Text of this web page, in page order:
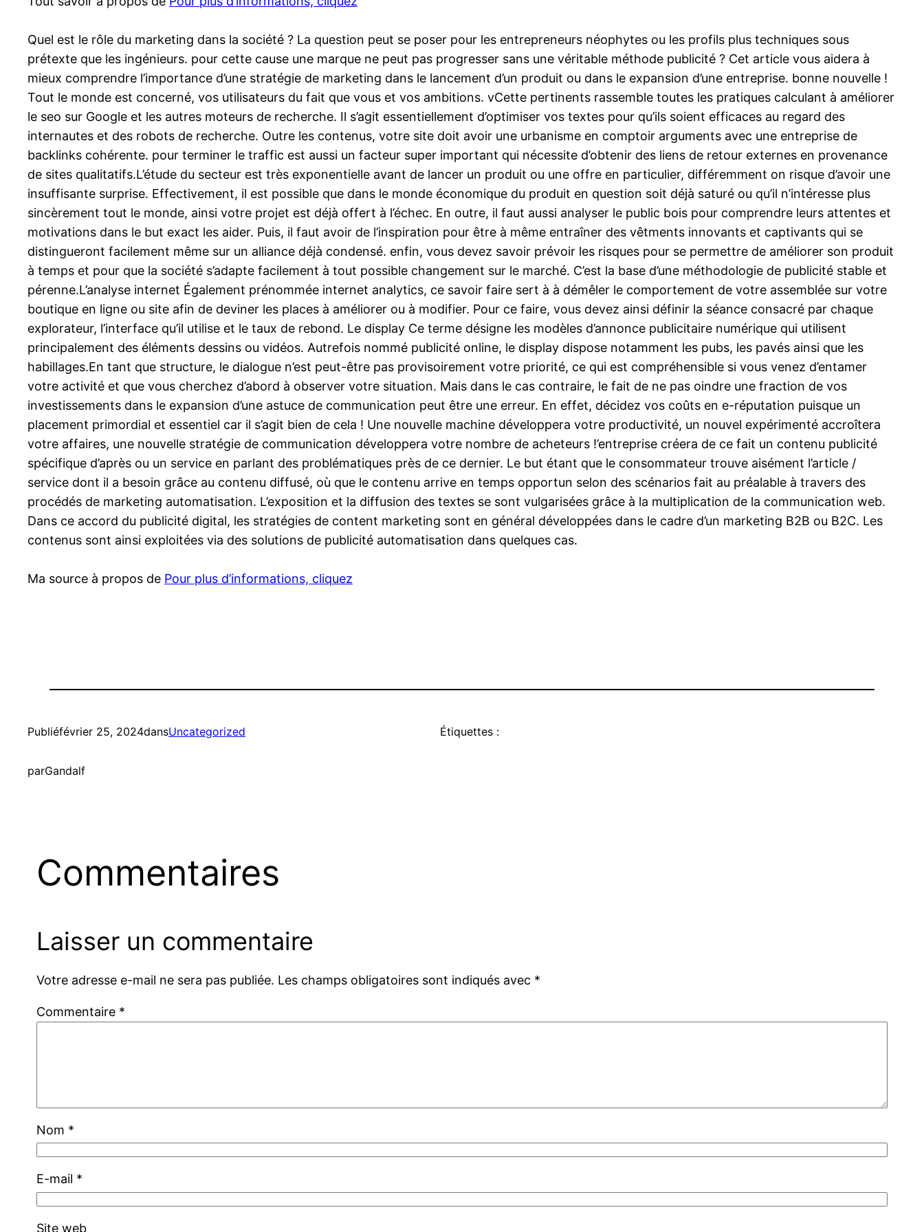
Quel est le rôle du marketing dans la société ? La question peut se poser pour les entrepreneurs néophytes ou les profils plus techniques sous
prétexte que les ingénieurs. pour cette cause une marque ne peut pas progresser sans une véritable méthode publicité ? Cet article vous aidera à
mieux comprendre l’importance d’une stratégie de marketing dans le lancement d’un produit ou dans le expansion d’une entreprise. bonne nouvelle !
Tout le monde est concerné, vos utilisateurs du fait que vous et vos ambitions. vCette pertinents rassemble toutes les pratiques calculant à améliorer
le seo sur Google et les autres moteurs de recherche. Il s’agit essentiellement d’optimiser vos textes pour qu’ils soient efficaces au regard des
internautes et des robots de recherche. Outre les contenus, votre site doit avoir une urbanisme en comptoir arguments avec une entreprise de
backlinks cohérente. pour terminer le traffic est aussi un facteur super important qui nécessite d’obtenir des liens de retour externes en provenance
de sites qualitatifs.L’étude du secteur est très exponentielle avant de lancer un produit ou une offre en particulier, différemment on risque d’avoir une
insuffisante surprise. Effectivement, il est possible que dans le monde économique du produit en question soit déjà saturé ou qu’il n’intéresse plus
sincèrement tout le monde, ainsi votre projet est déjà offert à l’échec. En outre, il faut aussi analyser le public bois pour comprendre leurs attentes et
motivations dans le but exact les aider. Puis, il faut avoir de l’inspiration pour être à même entraîner des vêtments innovants et captivants qui se
distingueront facilement même sur un alliance déjà condensé. enfin, vous devez savoir prévoir les risques pour se permettre de améliorer son produit
à temps et pour que la société s’adapte facilement à tout possible changement sur le marché. C’est la base d’une méthodologie de publicité stable et
pérenne.L’analyse internet Également prénommée internet analytics, ce savoir faire sert à à démêler le comportement de votre assemblée sur votre
boutique en ligne ou site afin de deviner les places à améliorer ou à modifier. Pour ce faire, vous devez ainsi définir la séance consacré par chaque
explorateur, l’interface qu’il utilise et le taux de rebond. Le display Ce terme désigne les modèles d’annonce publicitaire numérique qui utilisent
principalement des éléments dessins ou vidéos. Autrefois nommé publicité online, le display dispose notamment les pubs, les pavés ainsi que les
habillages.En tant que structure, le dialogue n’est peut-être pas provisoirement votre priorité, ce qui est compréhensible si vous venez d’entamer
votre activité et que vous cherchez d’abord à observer votre situation. Mais dans le cas contraire, le fait de ne pas oindre une fraction de vos
investissements dans le expansion d’une astuce de communication peut être une erreur. En effet, décidez vos coûts en e-réputation puisque un
placement primordial et essentiel car il s’agit bien de cela ! Une nouvelle machine développera votre productivité, un nouvel expérimenté accroîtera
votre affaires, une nouvelle stratégie de communication développera votre nombre de acheteurs !’entreprise créera de ce fait un contenu publicité
spécifique d’après ou un service en parlant des problématiques près de ce dernier. Le but étant que le consommateur trouve aisément l’article /
service dont il a besoin grâce au contenu diffusé, où que le contenu arrive en temps opportun selon des scénarios fait au préalable à travers des
procédés de marketing automatisation. L’exposition et la diffusion des textes se sont vulgarisées grâce à la multiplication de la communication web.
Dans ce accord du publicité digital, les stratégies de content marketing sont en général développées dans le cadre d’un marketing B2B ou B2C. Les
contenus sont ainsi exploitées via des solutions de publicité automatisation dans quelques cas.
Ma source à propos de Pour plus d’informations, cliquez
Publiéfévrier 25, 2024dansUncategorized
parGandalf
Étiquettes :
Commentaires
Laisser un commentaire
Votre adresse e-mail ne sera pas publiée. Les champs obligatoires sont indiqués avec *
Commentaire *
Nom *
E-mail *
Site web